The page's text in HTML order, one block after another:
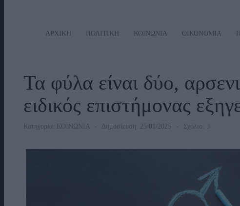
ΑΡΧΙΚΗ ΠΟΛΙΤΙΚΗ ΚΟΙΝΩΝΙΑ ΟΙΚΟΝΟΜΙΑ
Τα φύλα είναι δύο,
ειδικός επιστήμονας
Κατηγορία: ΚΟΙΝΩΝΙΑ Δημοσίευση: 25/01/2025 Σχόλιο: 1